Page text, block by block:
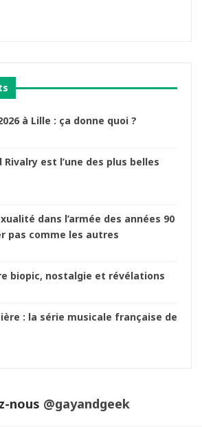
à Lille : ça donne quoi ?
est l’une des plus belles
dans l’armée des années 90
pas comme les autres
biopic, nostalgie et révélations
: la série musicale française de
nous @gayandgeek